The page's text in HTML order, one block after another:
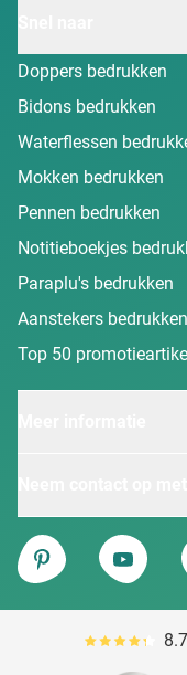
Doppers bedrukken
Bidons bedrukken
Waterflessen
Mokken bedrukken
Pennen bedrukken
Notitieboekjes
Paraplu's bedrukken
Aanstekers bedrukken
Top 50
Van Heijster
Pinterest
Gemiddeld